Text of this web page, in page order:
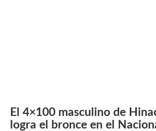
El 4×100 masculino de
logra el bronce en el